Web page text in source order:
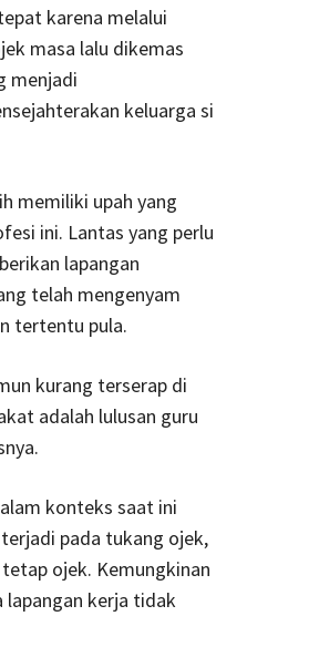
karena melalui
masa lalu dikemas
menjadi
keluarga si
memiliki upah yang
ini. Lantas yang perlu
lapangan
telah mengenyam
tertentu pula.
kurang terserap di
adalah lulusan guru
konteks saat ini
pada tukang ojek,
ojek. Kemungkinan
lapangan kerja tidak